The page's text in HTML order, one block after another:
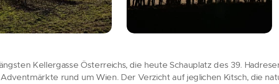
Kellergasse Österreichs, die heute Schauplatz des 39.
rund um Wien. Der Verzicht auf jeglichen Kitsch, die